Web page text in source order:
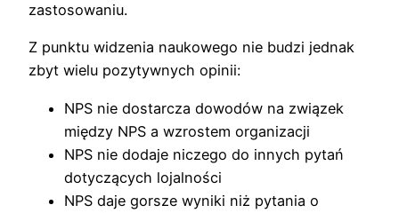
zastosowaniu.
Z punktu widzenia naukowego nie budzi jednak
zbyt wielu pozytywnych opinii:
NPS nie dostarcza dowodów na związek
między NPS a wzrostem organizacji
NPS nie dodaje niczego do innych pytań
dotyczących lojalności
NPS daje gorsze wyniki niż pytania o